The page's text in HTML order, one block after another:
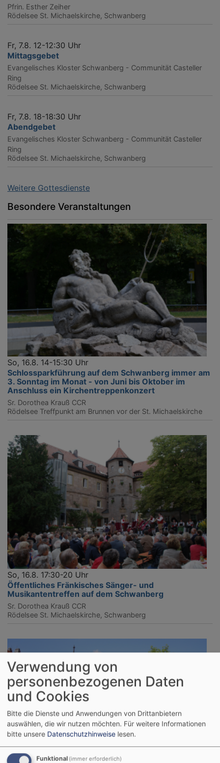
Pfrin. Esther Zeiher
Rödelsee St. Michaelskirche, Schwanberg
Fr, 7.8. 12-12:30 Uhr
Mittagsgebet
Evangelisches Kloster Schwanberg - Communität Casteller
Ring
Rödelsee St. Michaelskirche, Schwanberg
Fr, 7.8. 18-18:30 Uhr
Abendgebet
Evangelisches Kloster Schwanberg - Communität Casteller
Ring
Rödelsee St. Michaelskirche, Schwanberg
Weitere Gottesdienste
Besondere Veranstaltungen
So, 16.8. 14-15:30 Uhr
Schlossparkführung auf dem Schwanberg immer am
3. Sonntag im Monat - von Juni bis Oktober im
Anschluss ein Kirchentreppenkonzert
Sr. Dorothea Krauß CCR
Rödelsee Treffpunkt am Brunnen vor der St. Michaelskirche
So, 16.8. 17:30-20 Uhr
Öffentliches Fränkisches Sänger- und
Musikantentreffen auf dem Schwanberg
Sr. Dorothea Krauß CCR
Rödelsee St. Michaelskirche, Schwanberg
Verwendung von
personenbezogenen Daten
und Cookies
Bitte die Dienste und Anwendungen von Drittanbietern
auswählen, die wir nutzen möchten. Für weitere Informationen
bitte unsere Datenschutzhinweise lesen.
Funktional (immer erforderlich)